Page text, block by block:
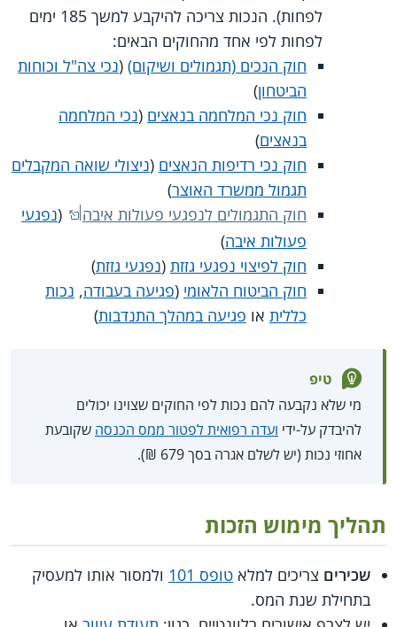
לפחות). הנכות צריכה להיקבע למשך 185 ימים
לפחות לפי אחד מהחוקים הבאים:
חוק הנכים (תגמולים ושיקום) (נכי צה"ל וכוחות
הביטחון)
חוק נכי המלחמה בנאצים (נכי המלחמה
בנאצים)
חוק נכי רדיפות הנאצים (ניצולי שואה המקבלים
תגמול ממשרד האוצר)
חוק התגמולים לנפגעי פעולות איבה
(נפגעי
פעולות איבה)
חוק לפיצוי נפגעי גזזת (נפגעי גזזת)
חוק הביטוח הלאומי (פגיעה בעבודה, נכות
כללית או פגיעה במהלך התנדבות)
טיפ
מי שלא נקבעה להם נכות לפי החוקים שצוינו יכולים
להיבדק על-ידי ועדה רפואית לפטור ממס הכנסה שקובעת
אחוזי נכות (יש לשלם אגרה בסך 679 ₪).
תהליך מימוש הזכות
שכירים צריכים למלא טופס 101
ולמסור אותו למעסיק
בתחילת שנת המס.